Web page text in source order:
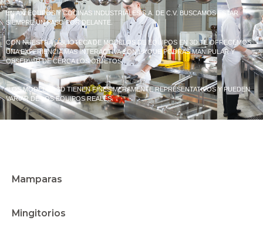
EN AXI EQUPOS Y COCINAS INDUSTRIALES S.A. DE C.V. BUSCAMOS ESTAR
SIEMPRE UN PASO POR DELANTE.
CON NUESTRA BIBLIOTECA DE MODELOS DE EQUIPOS EN 3D TE OFRECEMOS
UNA EXPERIENCIA MAS INTERACTIVA CON LA QUE PODRAS MANIPULAR Y
OBSERVAR DE CERCA LOS OBJETOS.
*LOS MODELOS 3D TIENEN FINES MERAMENTE REPRESENTATIVOS Y PUEDEN
VARIAR DE LOS EQUIPOS REALES.
Mamparas
Mingitorios